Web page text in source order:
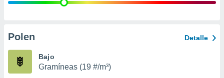
e
publicidad
Polen Detalle
Bajo
Gramíneas (19 #/m³)